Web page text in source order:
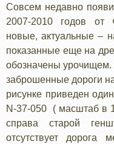
Совсем недавно
2007-2010 годов
новые, актуальные –
показанные еще на
обозначены урочищем.
заброшенные дороги
рисунке приведен
N-37-050 ( масштаб в
справа старой
отсутствует